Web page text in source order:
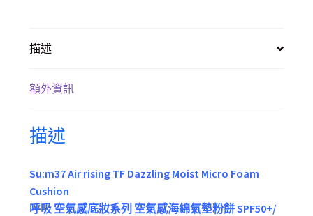
描述
額外資訊
描述
Su:m37 Air rising TF Dazzling Moist Micro Foam
Cushion
呼吸 空氣感底妝系列 空氣感海綿氣墊粉餅 SPF50+/